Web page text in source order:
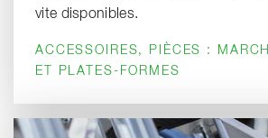
vite disponibles.
ACCESSOIRES, PIÈCES :
ET PLATES-FORMES